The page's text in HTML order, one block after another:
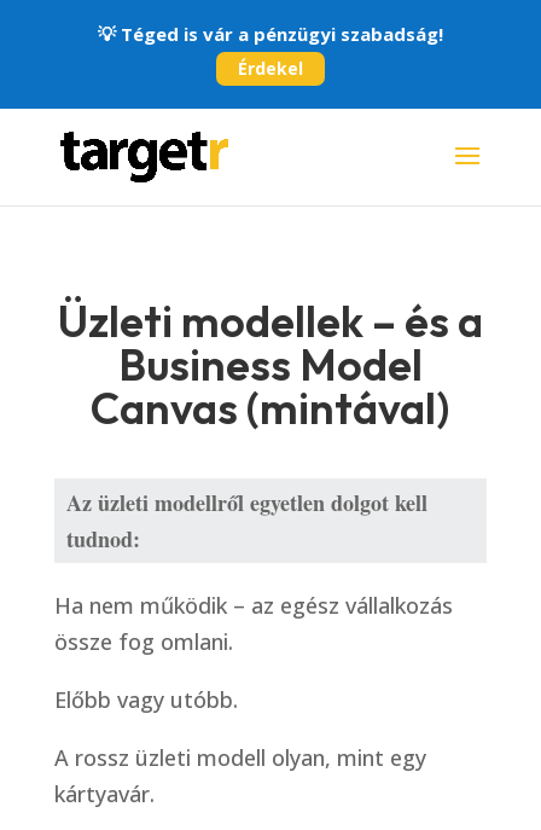
💡 Téged is vár a pénzügyi szabadság!
Érdekel
Üzleti modellek – és a
Business Model
Canvas (mintával)
Az üzleti modellről egyetlen dolgot kell
tudnod:
Ha nem működik – az egész vállalkozás
össze fog omlani.
Előbb vagy utóbb.
A rossz üzleti modell olyan, mint egy
kártyavár.